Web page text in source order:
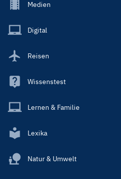
Footer
Main
Medien
Digital
Reisen
Wissenstest
Lernen & Familie
Lexika
Natur & Umwelt